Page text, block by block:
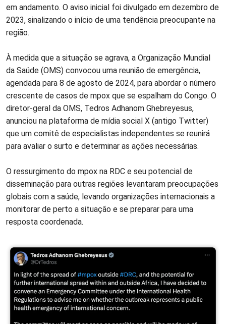
em andamento. O aviso inicial foi divulgado em dezembro de
2023, sinalizando o início de uma tendência preocupante na
região.
À medida que a situação se agrava, a Organização Mundial
da Saúde (OMS) convocou uma reunião de emergência,
agendada para 8 de agosto de 2024, para abordar o número
crescente de casos de mpox que se espalham do Congo. O
diretor-geral da OMS, Tedros Adhanom Ghebreyesus,
anunciou na plataforma de mídia social X (antigo Twitter)
que um comitê de especialistas independentes se reunirá
para avaliar o surto e determinar as ações necessárias.
O ressurgimento do mpox na RDC e seu potencial de
disseminação para outras regiões levantaram preocupações
globais com a saúde, levando organizações internacionais a
monitorar de perto a situação e se preparar para uma
resposta coordenada.